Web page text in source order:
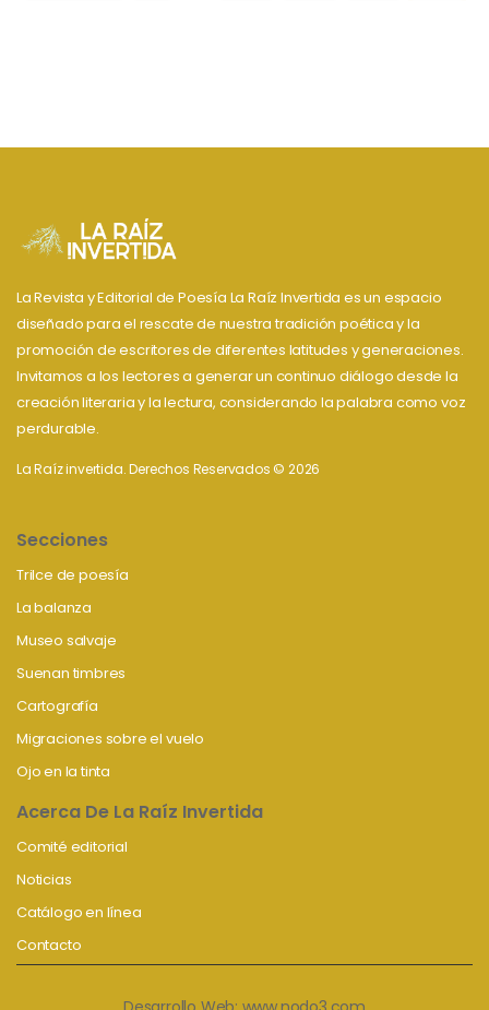
La Revista y Editorial de Poesía La Raíz Invertida es un espacio
diseñado para el rescate de nuestra tradición poética y la
promoción de escritores de diferentes latitudes y generaciones.
Invitamos a los lectores a generar un continuo diálogo desde la
creación literaria y la lectura, considerando la palabra como voz
perdurable.
La Raíz invertida. Derechos Reservados © 2026
Secciones
Trilce de poesía
La balanza
Museo salvaje
Suenan timbres
Cartografía
Migraciones sobre el vuelo
Ojo en la tinta
Acerca De La Raíz Invertida
Comité editorial
Noticias
Catálogo en línea
Contacto